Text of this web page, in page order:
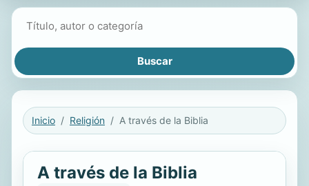
Inicio Religión A través de la Biblia
A través de la Biblia